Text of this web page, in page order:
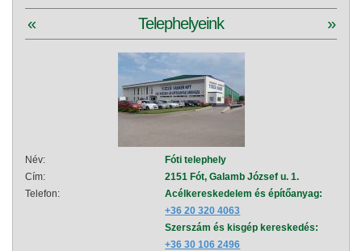
Telephelyeink
« »
Név:
Fóti telephely
Cím:
2151 Fót, Galamb József u. 1.
Telefon:
Acélkereskedelem és építőanyag:
+36 20 320 4063
Szerszám és kisgép kereskedés:
+36 30 106 2496